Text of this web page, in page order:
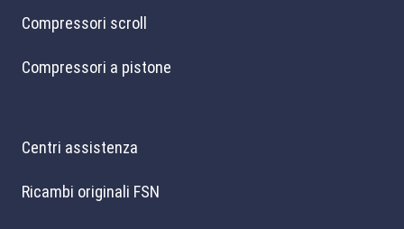
Compressori scroll
Compressori a pistone
Centri assistenza
Ricambi originali FSN